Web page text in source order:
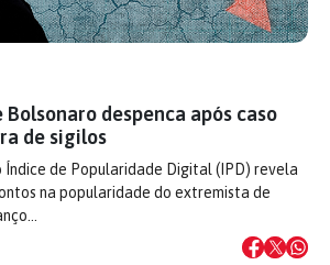
despenca após caso
de sigilos
Índice de Popularidade Digital (IPD) revela
na popularidade do extremista de